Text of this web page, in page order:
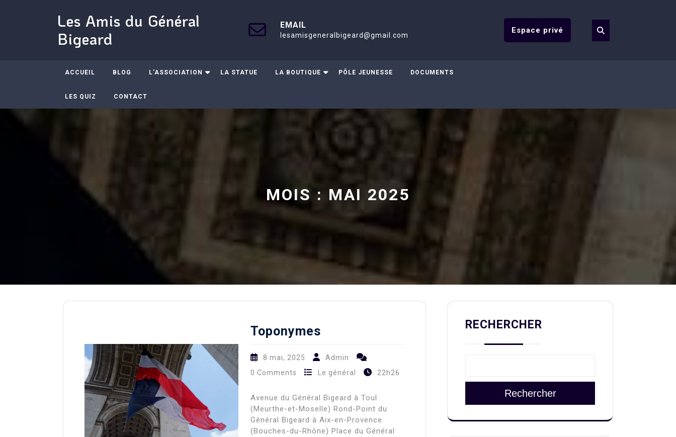
Les Amis du Général
Bigeard
EMAIL
lesamisgeneralbigeard@gmail.com
Espace privé
ACCUEIL BLOG L’ASSOCIATION LA STATUE LA BOUTIQUE PÔLE JEUNESSE DOCUMENTS
LES QUIZ CONTACT
MOIS : MAI 2025
Toponymes
8 mai, 2025
Admin
0 Comments
Le général 22h26
Avenue du Général Bigeard à Toul
(Meurthe-et-Moselle) Rond-Point du
Général Bigeard à Aix-en-Provence
(Bouches-du-Rhône) Place du Général
RECHERCHER
Rechercher